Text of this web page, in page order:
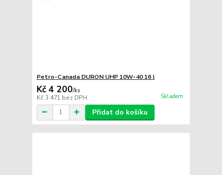
Petro-Canada DURON UHP 10W-40 16 l
Kč 4 200/ks
Kč 3 471 bez DPH Skladem
Přidat do košíku